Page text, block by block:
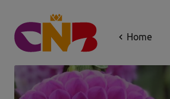
Home